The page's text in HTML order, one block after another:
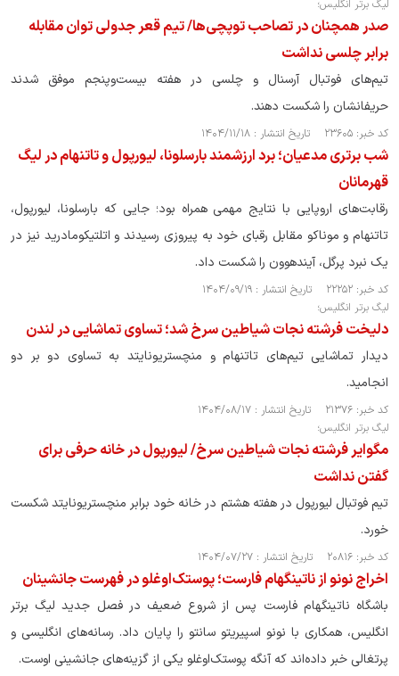
لیگ برتر انگلیس؛
صدر همچنان در تصاحب توپچی‌ها/ تیم قعر جدولی توان مقابله
برابر چلسی نداشت
تیم‌های فوتبال آرسنال و چلسی در هفته بیست‌و‌پنجم موفق شدند
حریفانشان را شکست دهند.
کد خبر: ۲۳۶۰۵ تاریخ انتشار : ۱۴۰۴/۱۱/۱۸
شب برتری مدعیان؛ برد ارزشمند بارسلونا، لیورپول و تاتنهام در لیگ
قهرمانان
رقابت‌های اروپایی با نتایج مهمی همراه بود؛ جایی که بارسلونا، لیورپول،
تاتنهام و موناکو مقابل رقبای خود به پیروزی رسیدند و اتلتیکومادرید نیز در
یک نبرد پرگل، آیندهوون را شکست داد.
کد خبر: ۲۲۲۵۲ تاریخ انتشار : ۱۴۰۴/۰۹/۱۹
لیگ برتر انگلیس؛
دلیخت فرشته نجات شیاطین سرخ شد؛ تساوی تماشایی در لندن
دیدار تماشایی تیم‌های تاتنهام و منچستریونایتد به تساوی دو بر دو
انجامید.
کد خبر: ۲۱۳۷۶ تاریخ انتشار : ۱۴۰۴/۰۸/۱۷
لیگ برتر انگلیس؛
مگوایر فرشته نجات شیاطین سرخ/ لیورپول در خانه حرفی برای
گفتن نداشت
تیم فوتبال لیورپول در هفته هشتم در خانه خود برابر منچستریونایتد شکست
خورد.
کد خبر: ۲۰۸۱۶ تاریخ انتشار : ۱۴۰۴/۰۷/۲۷
اخراج نونو از ناتینگهام فارست؛ پوستک‌اوغلو در فهرست جانشینان
باشگاه ناتینگهام فارست پس از شروع ضعیف در فصل جدید لیگ برتر
انگلیس، همکاری با نونو اسپیریتو سانتو را پایان داد. رسانه‌های انگلیسی و
پرتغالی خبر داده‌اند که آنگه پوستک‌اوغلو یکی از گزینه‌های جانشینی اوست.